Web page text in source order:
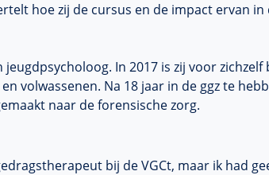
hoe zij de cursus en de impact ervan
In 2017 is zij voor zichzelf
volwassenen. Na 18 jaar in de ggz te
naar de forensische zorg.
bij de VGCt, maar ik had